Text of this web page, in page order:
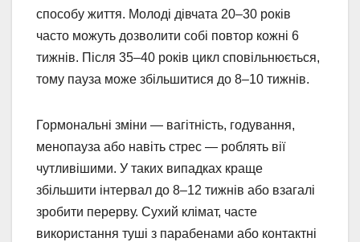
способу життя. Молоді дівчата 20–30 років
часто можуть дозволити собі повтор кожні 6
тижнів. Після 35–40 років цикл сповільнюється,
тому пауза може збільшитися до 8–10 тижнів.
Гормональні зміни — вагітність, годування,
менопауза або навіть стрес — роблять вії
чутливішими. У таких випадках краще
збільшити інтервал до 8–12 тижнів або взагалі
зробити перерву. Сухий клімат, часте
використання туші з парабенами або контактні